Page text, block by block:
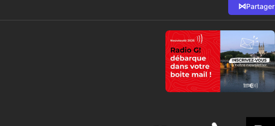
⋈Partager